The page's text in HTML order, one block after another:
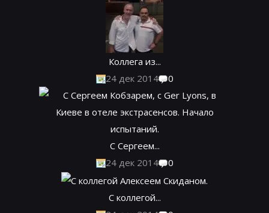
Коллега из...
24 дек 2014
0
С Сергеем...
24 дек 2014
0
С коллегой...